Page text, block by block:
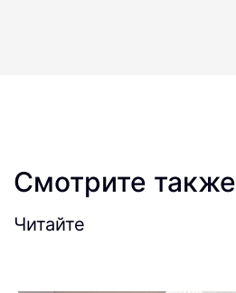
Смотрите также
Читайте